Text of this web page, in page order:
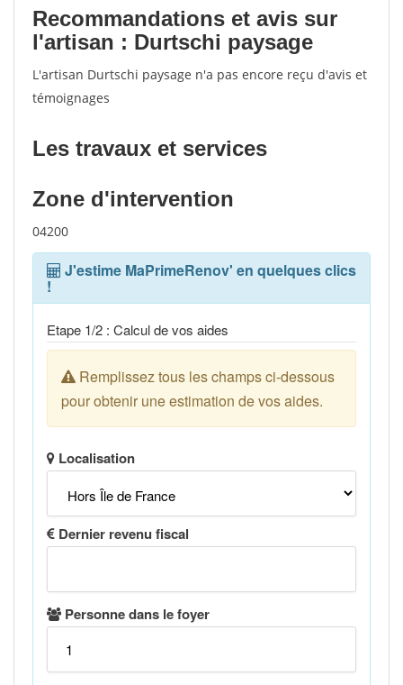
Recommandations et avis sur
l'artisan : Durtschi paysage
L'artisan Durtschi paysage n'a pas encore reçu d'avis et
témoignages
Les travaux et services
Zone d'intervention
04200